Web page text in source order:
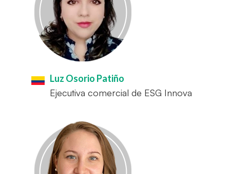
Luz Osorio Patiño
Ejecutiva comercial de ESG Innova